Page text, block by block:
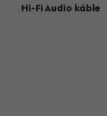
Hi-Fi Audio káble